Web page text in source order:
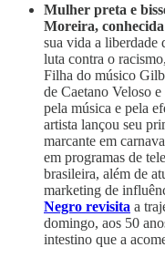
Mulher preta e
Moreira,
sua vida a liberdade
luta contra o
Filha do músico
de Caetano Veloso e
pela música e pela
artista lançou seu
marcante em
em programas de
brasileira, além de
marketing de
Negro revisita a
domingo, aos 50
intestino que a